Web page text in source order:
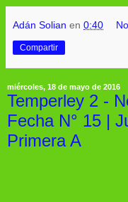
Adán Solian en 0:40
Compartir
miércoles, 18 de mayo de 2016
Temperley 2 -
Fecha N° 15 |
Primera A